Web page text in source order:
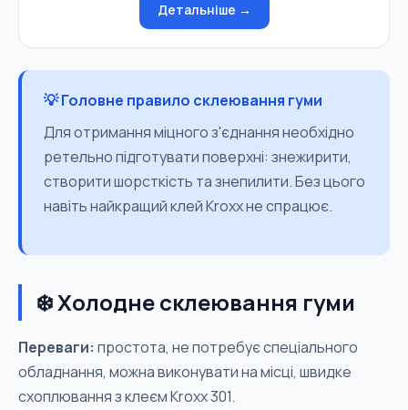
Детальніше →
💡 Головне правило склеювання гуми
Для отримання міцного з'єднання необхідно
ретельно підготувати поверхні: знежирити,
створити шорсткість та знепилити. Без цього
навіть найкращий клей Kroxx не спрацює.
❄️ Холодне склеювання гуми
Переваги: простота, не потребує спеціального
обладнання, можна виконувати на місці, швидке
схоплювання з клеєм Kroxx 301.